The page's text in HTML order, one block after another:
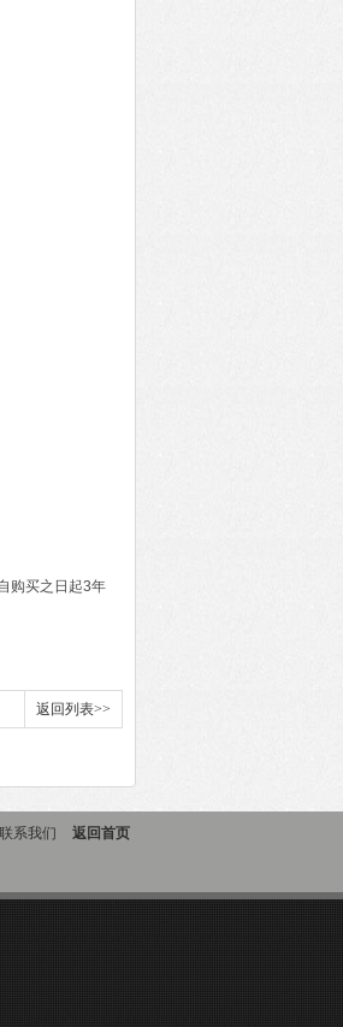
购买之日起3年
返回列表>>
联系我们 返回首页